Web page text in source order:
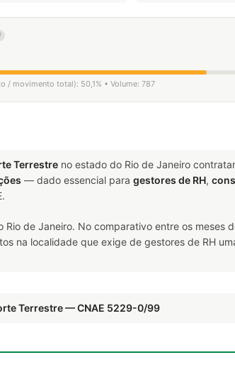
/ movimento total): 50,1% • Volume: 787
Terrestre no estado do Rio de Janeiro
— dado essencial para gestores de RH,
Rio de Janeiro. No comparativo entre os meses
na localidade que exige de gestores de RH
Terrestre — CNAE 5229-0/99